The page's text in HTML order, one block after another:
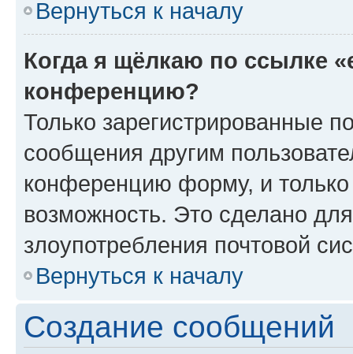
Вернуться к началу
Когда я щёлкаю по ссылке
конференцию?
Только зарегистрированные
сообщения другим
конференцию форму, и
возможность. Это сделано
злоупотребления почтовой
Вернуться к началу
Создание сообщений